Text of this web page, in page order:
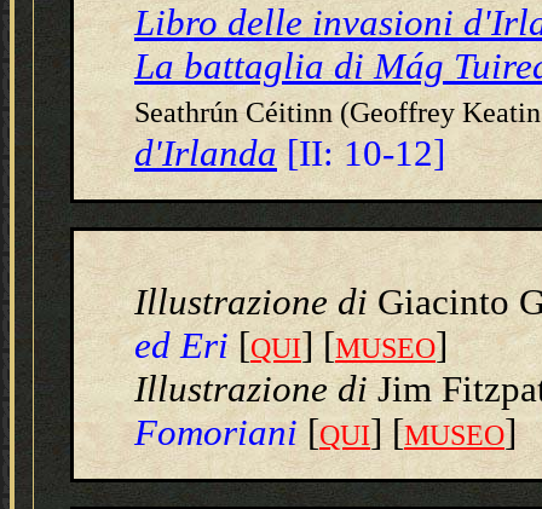
Libro delle invasioni
La battaglia di Mág
Seathrún Céitinn (Geoffrey
d'Irlanda [II: 10-12]
Illustrazione di Giacinto
ed Eri [QUI] [MUSEO]
IllustrazionediJim
Fomoriani[QUI] [MUSEO]